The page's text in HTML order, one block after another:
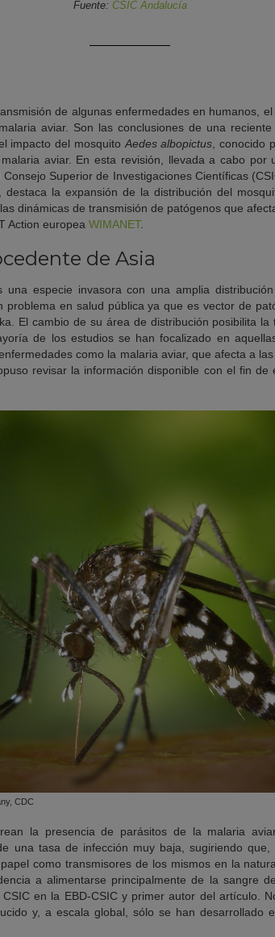
Fuente: CSIC Andalucía
de algunas enfermedades en humanos,
aviar. Son las conclusiones de una
impacto del mosquito Aedes albopictus , conocido
aviar. En esta revisión, llevada a cabo por
Consejo Superior de Investigaciones Científicas
destaca la expansión de la distribución del
dinámicas de transmisión de patógenos que
Action europea WIMANET.
de Asia
especie invasora con una amplia
problema en salud pública ya que es vector de
El cambio de su área de distribución posibilita
de los estudios se han focalizado en
como la malaria aviar, que afecta a
revisar la información disponible con el fin de
CDC
la presencia de parásitos de la malaria
una tasa de infección muy baja, sugiriendo
como transmisores de los mismos en la
a alimentarse principalmente de la sangre
en la EBD-CSIC y primer autor del artículo.
y, a escala global, sólo se han desarrollado